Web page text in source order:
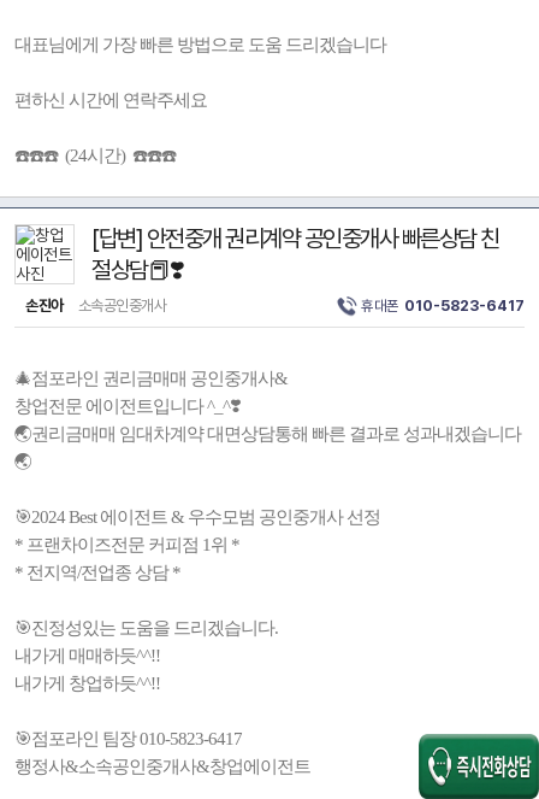
대표님에게 가장 빠른 방법으로 도움 드리겠습니다
편하신 시간에 연락주세요
☎️☎️☎️ (24시간) ☎️☎️☎️
[답변] 안전중개 권리계약 공인중개사 빠른상담 친
절상담📕❣️
손진아 소속공인중개사 휴대폰 010-5823-6417
🎄점포라인 권리금매매 공인중개사&
창업전문 에이전트입니다 ^_^❣️
🌏권리금매매 임대차계약 대면상담통해 빠른 결과로 성과내겠습니다
🌏
🎯2024 Best 에이전트 & 우수모범 공인중개사 선정
* 프랜차이즈전문 커피점 1위 *
* 전지역/전업종 상담 *
🎯진정성있는 도움을 드리겠습니다.
내가게 매매하듯^^!!
내가게 창업하듯^^!!
🎯점포라인 팀장 010-5823-6417
행정사&소속공인중개사&창업에이전트